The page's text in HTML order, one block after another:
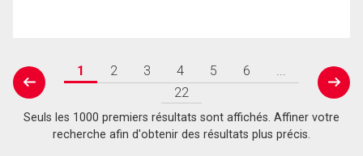
prev
1 2 3 4 5 6
22
next
Seuls les 1000 premiers résultats sont affichés. Affiner votre
recherche afin d'obtenir des résultats plus précis.